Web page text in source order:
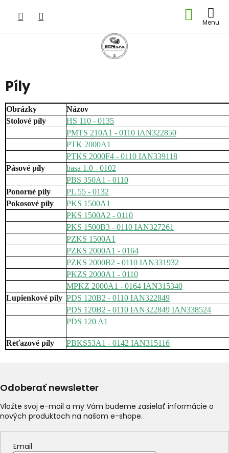
obsah
KOŠÍK
Píly
Obrázky
Názov
Stolové píly
HS 110 - 0135
PMTS 210A1 - 0110 IAN322850
PTK 2000A1
PTKS 2000F4 - 0110 IAN339118
Pásové píly
basa 1.0 - 0102
PBS 350A1 - 0110
Ponorné píly
PL 55 - 0132
Pokosové píly
PKS 1500A1
PKS 1500A2 - 0110
PKS 1500B3 - 0110 IAN327261
PZKS 1500A1
PZKS 2000A1 - 0164
PZKS 2000B2 - 0110 IAN331932
PKZS 2000A1 - 0110
MPKZ 2000A1 - 0164 IAN315340
Lupienkové píly PDS 120B2 - 0110 IAN322849
PDS 120B2 - 0110 IAN322849 IAN338524
PDS 120 A1
Reťazové píly PBKS53A1 - 0142 IAN315116
Odoberať newsletter
Vložte svoj e-mail a my Vám budeme zasielať informácie o
nových produktoch na našom e-shope.
Email